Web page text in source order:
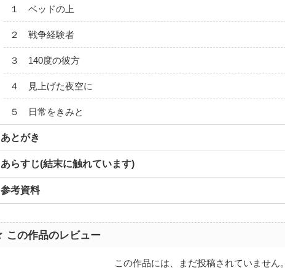
１ ベッドの上
２ 戦争経験者
３ 140度の彼方
４ 見上げた夜空に
５ 日常をきみと
あとがき
あらすじ(結末に触れています)
参考資料
この作品のレビュー
この作品には、まだ投稿されていません。